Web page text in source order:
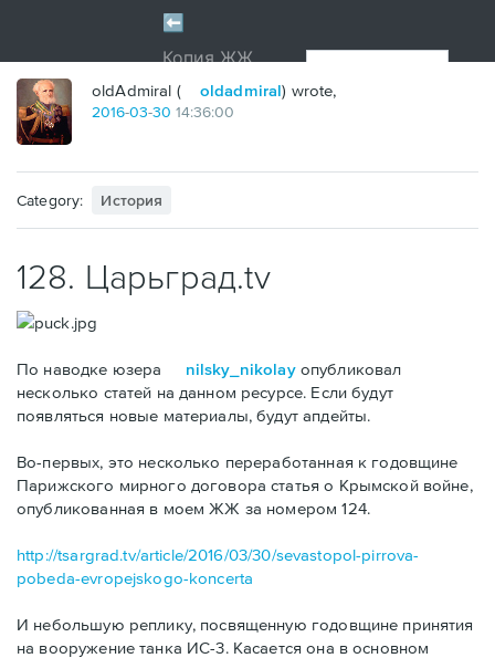
oldAdmiral ( oldadmiral) wrote,
2016-03-30 14:36:00
Category: История
128. Царьград.tv
По наводке юзера nilsky_nikolayопубликовал
несколько статей на данном ресурсе. Если будут
появляться новые материалы, будут апдейты.
Во-первых, это несколько переработанная к годовщине
Парижского мирного договора статья о Крымской войне,
опубликованная в моем ЖЖ за номером 124.
http://tsargrad.tv/article/2016/03/30/sevastopol-pirrova-
pobeda-evropejskogo-koncerta
И небольшую реплику, посвященную годовщине принятия
на вооружение танка ИС-3. Касается она в основном